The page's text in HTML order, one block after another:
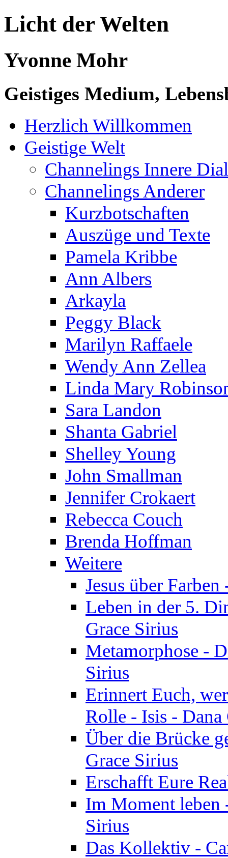
Licht der Welten
Yvonne Mohr
Geistiges Medium,
Herzlich Willkommen
Geistige Welt
Channelings Innere
Channelings Anderer
Kurzbotschaften
Auszüge und Texte
Pamela Kribbe
Ann Albers
Arkayla
Peggy Black
Marilyn Raffaele
Wendy Ann Zellea
Linda Mary
Sara Landon
Shanta Gabriel
Shelley Young
John Smallman
Jennifer Crokaert
Rebecca Couch
Brenda Hoffman
Weitere
Jesus über Farben
Leben in der 5.
Grace Sirius
Metamorphose -
Sirius
Erinnert Euch,
Rolle - Isis - Dana
Über die Brücke
Grace Sirius
Erschafft Eure
Im Moment leben
Sirius
Das Kollektiv -